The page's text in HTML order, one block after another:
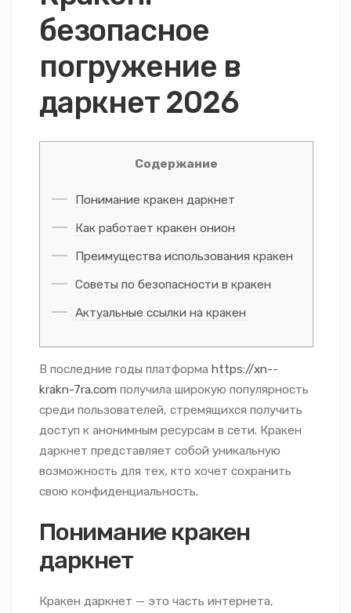
безопасное
погружение в
даркнет 2026
Содержание
Понимание кракен даркнет
Как работает кракен онион
Преимущества использования кракен
Советы по безопасности в кракен
Актуальные ссылки на кракен
В последние годы платформа https://xn--
krakn-7ra.com получила широкую популярность
среди пользователей, стремящихся получить
доступ к анонимным ресурсам в сети. Кракен
даркнет представляет собой уникальную
возможность для тех, кто хочет сохранить
свою конфиденциальность.
Понимание кракен
даркнет
Кракен даркнет — это часть интернета,